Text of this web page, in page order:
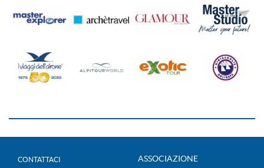
CONTATTACI ASSOCIAZIONE